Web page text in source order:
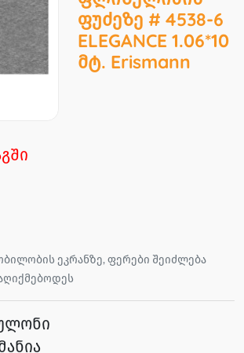
ფუძეზე # 4538-6
ELEGANCE 1.06*10
მტ. Erismann
ეკრანზე, ფერები შეიძლება